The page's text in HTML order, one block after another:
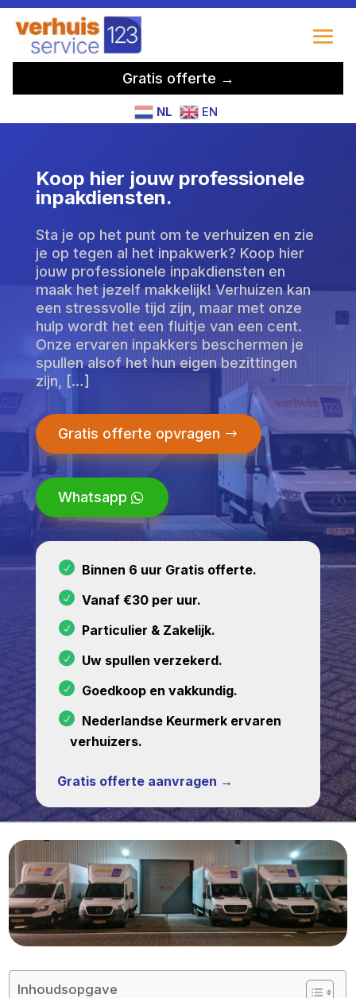
Gratis offerte →
NL EN
Koop hier jouw professionele
inpakdiensten.
Sta je op het punt om te verhuizen en zie
je op tegen al het inpakwerk? Koop hier
jouw professionele inpakdiensten en
maak het jezelf makkelijk! Verhuizen kan
een stressvolle tijd zijn, maar met onze
hulp wordt het een fluitje van een cent.
Onze ervaren inpakkers beschermen je
spullen alsof het hun eigen bezittingen
zijn, […]
Gratis offerte opvragen
Whatsapp
Binnen 6 uur Gratis offerte.
Vanaf €30 per uur.
Particulier & Zakelijk.
Uw spullen verzekerd.
Goedkoop en vakkundig.
Nederlandse Keurmerk ervaren
verhuizers.
Gratis offerte aanvragen →
Inhoudsopgave